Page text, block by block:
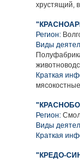
хрустящий,
Регион:
Виды
Краткая
мясокостные
Регион:
Виды
Краткая
"КРЕДО-